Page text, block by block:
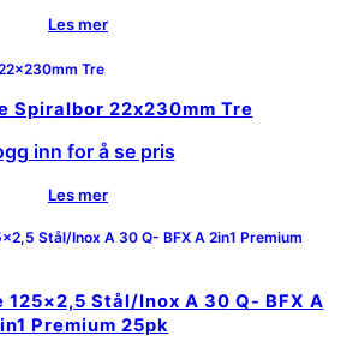
Les mer
Spiralbor 22x230mm Tre
inn for å se pris
Les mer
Stål/Inox A 30 Q- BFX A
Premium 25pk